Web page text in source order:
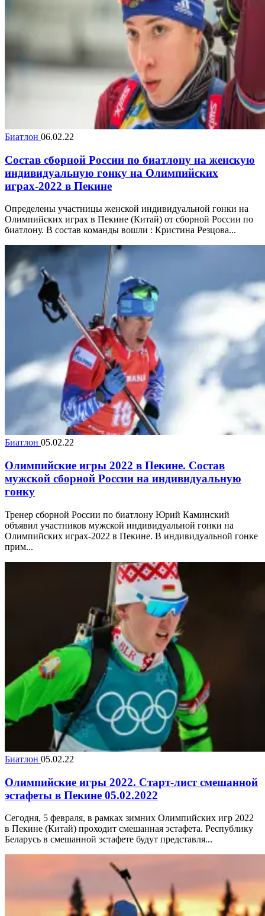
Биатлон 06.02.22
Состав сборной России по биатлону на женскую
индивидуальную гонку на Олимпийских
играх-2022 в Пекине
Определены участницы женской индивидуальной гонки на
Олимпийских играх в Пекине (Китай) от сборной России по
биатлону. В состав команды вошли : Кристина Резцова...
Биатлон 05.02.22
Олимпийские игры 2022 в Пекине. Состав
мужской сборной России на индивидуальную
гонку
Тренер сборной России по биатлону Юрий Каминский
объявил участников мужской индивидуальной гонки на
Олимпийских играх-2022 в Пекине. В индивидуальной гонке
прим...
Биатлон 05.02.22
Олимпийские игры 2022. Старт-лист смешанной
эстафеты в Пекине 05.02.2022
Сегодня, 5 февраля, в рамках зимних Олимпийских игр 2022
в Пекине (Китай) проходит смешанная эстафета. Республику
Беларусь в смешанной эстафете будут представля...